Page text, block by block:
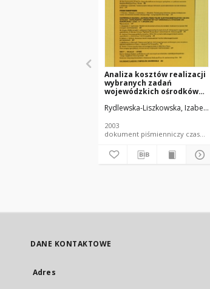
Analiza kosztów realizacji
wybranych zadań
wojewódzkich ośrodków
Rydlewska-Liszkowska, Izabela
2003
dokument
DANE KONTAKTOWE
Adres